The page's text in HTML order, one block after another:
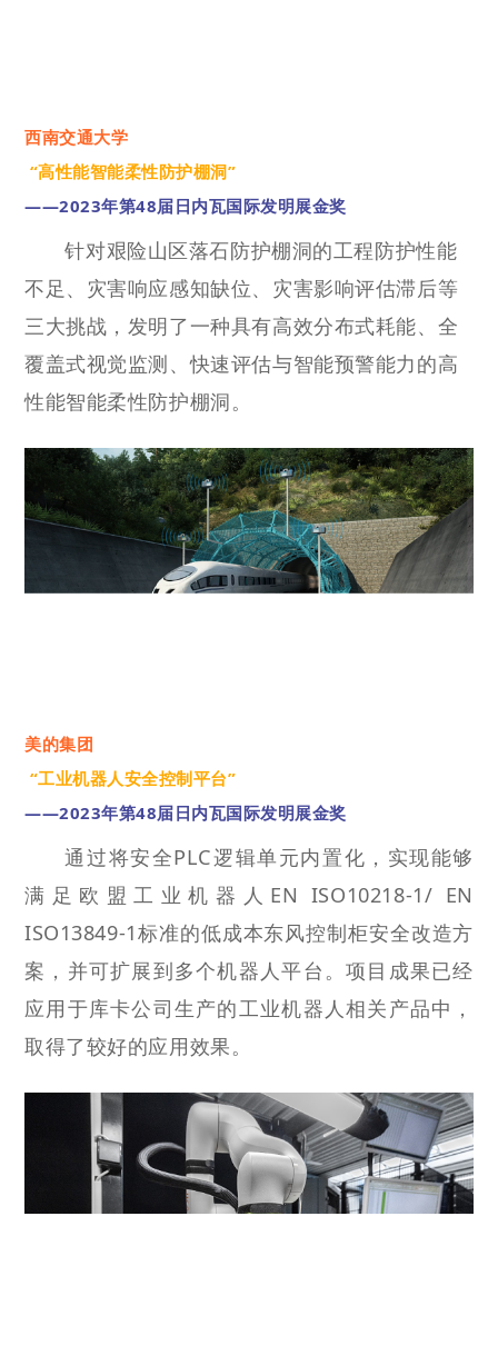
西南交通大学
“高性能智能柔性防护棚洞”
——2023年第48届日内瓦国际发明展金奖
针对艰险山区落石防护棚洞的工程防护性能
不足、灾害响应感知缺位、灾害影响评估滞后等
三大挑战，发明了一种具有高效分布式耗能、全
覆盖式视觉监测、快速评估与智能预警能力的高
性能智能柔性防护棚洞。
美的集团
“工业机器人安全控制平台”
——2023年第48届日内瓦国际发明展金奖
通过将安全PLC逻辑单元内置化，实现能够
满足欧盟工业机器人EN ISO10218-1/ EN
ISO13849-1标准的低成本东风控制柜安全改造方
案，并可扩展到多个机器人平台。项目成果已经
应用于库卡公司生产的工业机器人相关产品中，
取得了较好的应用效果。